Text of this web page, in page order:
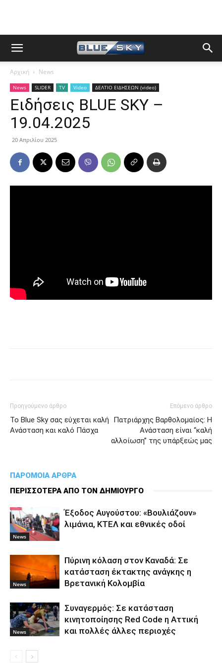
Αρχική News
News SLIDER TV Video ΔΕΛΤΙΟ ΕΙΔΗΣΕΩΝ (video)
Ειδήσεις BLUE SKY –
19.04.2025
20 Απριλίου 2025
Προηγούμενο άρθρο
Το Blue Sky σας εύχεται καλή
Ανάσταση και καλό Πάσχα
Επόμενο άρθρο
Πατριάρχης Βαρθολομαίος: Η
Ανάσταση είναι “καλή
αλλοίωση” της υπάρξεώς μας
ΠΑΡΟΜΟΙΑ ΑΡΘΡΑ
ΠΕΡΙΣΣΟΤΕΡΑ ΑΠΟ ΤΟΝ ΔΗΜΙΟΥΡΓΟ
News
Έξοδος Αυγούστου: «Βουλιάζουν»
λιμάνια, ΚΤΕΛ και εθνικές οδοί
News
Πύρινη κόλαση στον Καναδά: Σε
κατάσταση έκτακτης ανάγκης η
Βρετανική Κολομβία
News
Συναγερμός: Σε κατάσταση
κινητοποίησης Red Code η Αττική
και πολλές άλλες περιοχές